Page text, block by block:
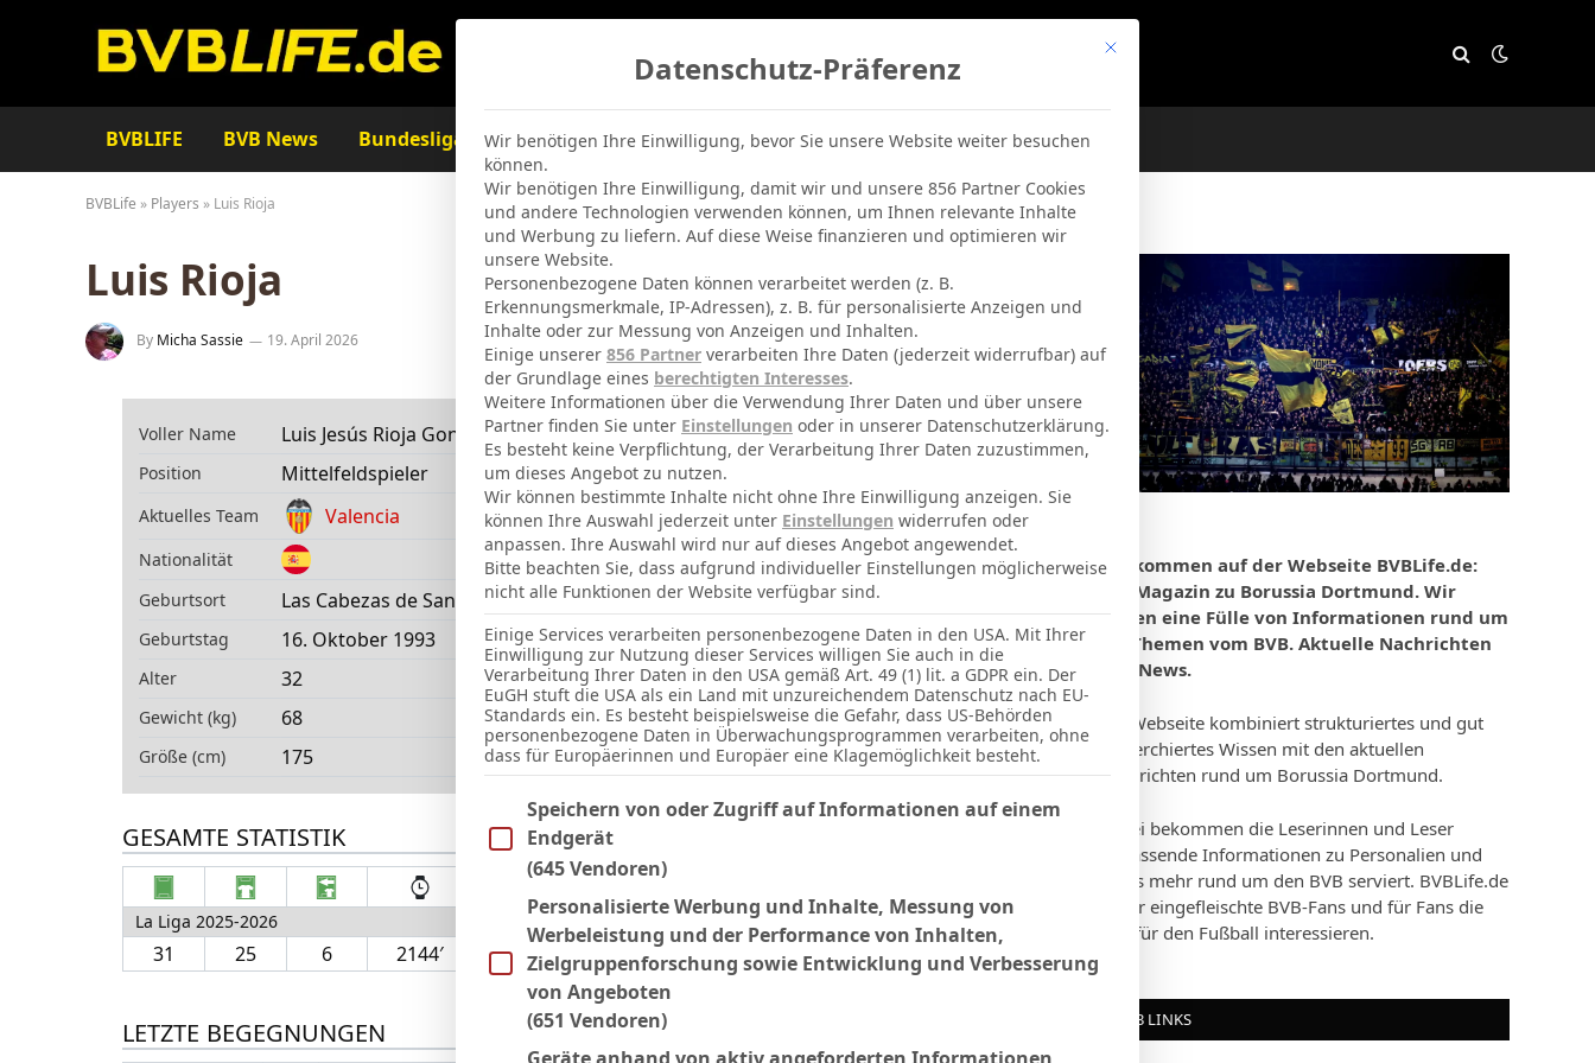
BVBLIFE BVB News Bundesliga Tabelle Champions League BVB-Netradio Erfolge
BVBLife » Players » Luis Rioja
Luis Rioja
By Micha Sassie 19. April 2026
Voller Name Luis Jesús Rioja González
Position Mittelfeldspieler
Aktuelles Team Valencia
Nationalität
Geburtsort
Las Cabezas de San Juan
Geburtstag 16. Oktober 1993
Alter 32
Gewicht (kg) 68
Größe (cm) 175
GESAMTE STATISTIK
La Liga 2025-2026
31 25 6 2144′ 1 2 (0) 5
LETZTE BEGEGNUNGEN
Willkommen auf der Webseite BVBLife.de:
Das Magazin zu Borussia Dortmund. Wir
bieten eine Fülle von Informationen rund um
die Themen vom BVB. Aktuelle Nachrichten
und News.
Die Webseite kombiniert strukturiertes und gut
recherchiertes Wissen mit den aktuellen
Nachrichten rund um Borussia Dortmund.
Dabei bekommen die Leserinnen und Leser
umfassende Informationen zu Personalien und
vieles mehr rund um den BVB serviert. BVBLife.de
ist für eingefleischte BVB-Fans und für Fans die
sich für den Fußball interessieren.
BVB LINKS
Mit diesem Button wird der Dialog geschlossen. Seine
Datenschutz-Präferenz
Wir benötigen Ihre Einwilligung, bevor Sie unsere Website weiter besuchen
können.
Wir benötigen Ihre Einwilligung, damit wir und unsere 856 Partner Cookies
und andere Technologien verwenden können, um Ihnen relevante Inhalte
und Werbung zu liefern. Auf diese Weise finanzieren und optimieren wir
unsere Website.
Personenbezogene Daten können verarbeitet werden (z. B.
Erkennungsmerkmale, IP-Adressen), z. B. für personalisierte Anzeigen und
Inhalte oder zur Messung von Anzeigen und Inhalten.
Einige unserer 856 Partner verarbeiten Ihre Daten (jederzeit widerrufbar) auf
der Grundlage eines berechtigten Interesses.
Weitere Informationen über die Verwendung Ihrer Daten und über unsere
Partner finden Sie unter Einstellungen oder in unserer Datenschutzerklärung.
Es besteht keine Verpflichtung, der Verarbeitung Ihrer Daten zuzustimmen,
um dieses Angebot zu nutzen.
Wir können bestimmte Inhalte nicht ohne Ihre Einwilligung anzeigen. Sie
können Ihre Auswahl jederzeit unter Einstellungen widerrufen oder
anpassen. Ihre Auswahl wird nur auf dieses Angebot angewendet.
Bitte beachten Sie, dass aufgrund individueller Einstellungen möglicherweise
nicht alle Funktionen der Website verfügbar sind.
Einige Services verarbeiten personenbezogene Daten in den USA. Mit Ihrer
Einwilligung zur Nutzung dieser Services willigen Sie auch in die
Verarbeitung Ihrer Daten in den USA gemäß Art. 49 (1) lit. a GDPR ein. Der
EuGH stuft die USA als ein Land mit unzureichendem Datenschutz nach EU-
Standards ein. Es besteht beispielsweise die Gefahr, dass US-Behörden
personenbezogene Daten in Überwachungsprogrammen verarbeiten, ohne
dass für Europäerinnen und Europäer eine Klagemöglichkeit besteht.
Im Folgenden finden Sie eine Liste der Zwecke des IAB Transparency and Consent Framework (TCF), für die eine Einwilligung erteilt
Speichern von oder Zugriff auf Informationen auf einem
Endgerät
(645 Vendoren)
Personalisierte Werbung und Inhalte, Messung von
Werbeleistung und der Performance von Inhalten,
Zielgruppenforschung sowie Entwicklung und Verbesserung
von Angeboten
(651 Vendoren)